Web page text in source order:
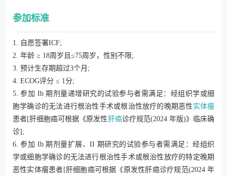
参加标准
1. 自愿签署ICF;
2. 年龄 ≥ 18周岁且≤75周岁，性别不限;
3. 预计生存期超过3个月;
4. ECOG评分 ≤ 1分;
5. 参加 Ib 期剂量递增研究的试验参与者需满足：经组织学或细
胞学确诊的无法进行根治性手术或根治性放疗的晚期恶性 实体瘤
患者[肝细胞癌可根据《原发性 肝癌诊疗规范(2024 年版)》临床确
诊];
6. 参加 Ib 期剂量扩展、II 期研究的试验参与者需满足：经组织
学或细胞学确诊的无法进行根治性手术或根治性放疗的特定晚期
恶性实体瘤患者[肝细胞癌可根据《原发性肝癌诊疗规范(2024 年